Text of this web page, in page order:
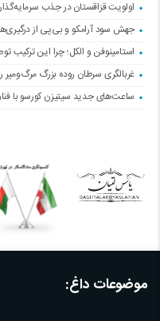
اولویت قزاقستان در جذب
جهش سود آرامکو و بی‌پی از
استامینوفن و الکل؛ چرا این ترکیب
غربالگری سرطان روده بزرگ مرگ‌ومیر را تا ۵۰ درصد
ساعت‌های جدید سیتیزن کورسو با
موضوعات داغ: